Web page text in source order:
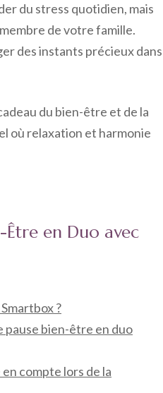
du stress quotidien, mais
de votre famille.
des instants précieux dans
du bien-être et de la
où relaxation et harmonie
Être en Duo avec
?
pause bien-être en duo
compte lors de la